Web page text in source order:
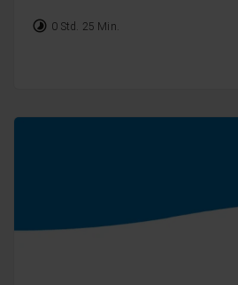
timelapse 0 Std. 25 Min.